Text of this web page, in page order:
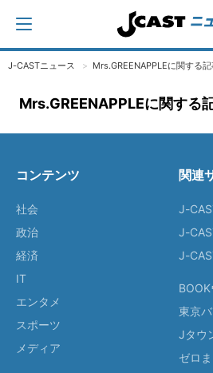
J-CASTニュース Mrs.GREENAPPLEに関する
Mrs.GREENAPPLEに関する
コンテンツ
社会
政治
経済
IT
エンタメ
スポーツ
メディア
関連
J-
J-
J-
東京
Jタウ
ゼロ